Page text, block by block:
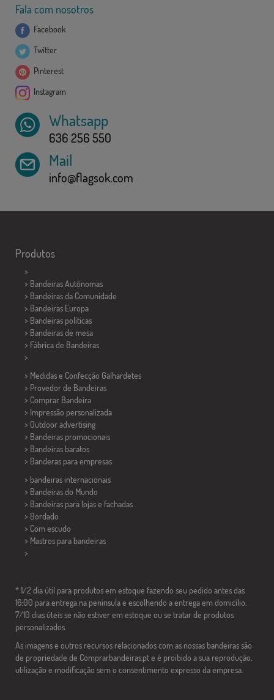
Fala com nosotros
Facebook
Twitter
Pinterest
Instagram
Whatsapp
636 256 550
Mail
info@flagsok.com
Produtos
>
> Bandeiras Autônomas
> Bandeiras da Comunidade
> Bandeiras Europa
> Bandeiras políticas
> Bandeiras de mesa
> Fábrica de Bandeiras
>
> Medidas e Confecção Galhardetes
> Provedor de Bandeiras
> Comprar Bandeira
> Impressão personalizada
> Outdoor advertising
> Bandeiras promocionais
> Bandeiras baratos
> Banderas para empresas
> bandeiras internacionais
> Bandeiras do Mundo
> Bandeiras para lojas e fachadas
> Bordado
> Com escudo
> Mastros para bandeiras
>
* 1/2 dia útil para produtos em estoque fazendo seu pedido antes das
16:00 para entrega na península e escolhendo a entrega em domicílio.
7/10 dias úteis se não estiver em estoque ou se tratar de produtos
personalizados.
As imagens e outros recursos relacionados com as nossas bandeiras são
de propriedade de Comprarbandeiras.pt e é proibido a sua reprodução,
utilização e modificação sem o consentimento expresso da empresa.